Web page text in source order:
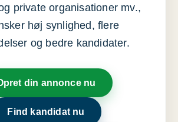
private organisationer mv.,
høj synlighed, flere
og bedre kandidater.
din annonce nu
Find kandidat nu